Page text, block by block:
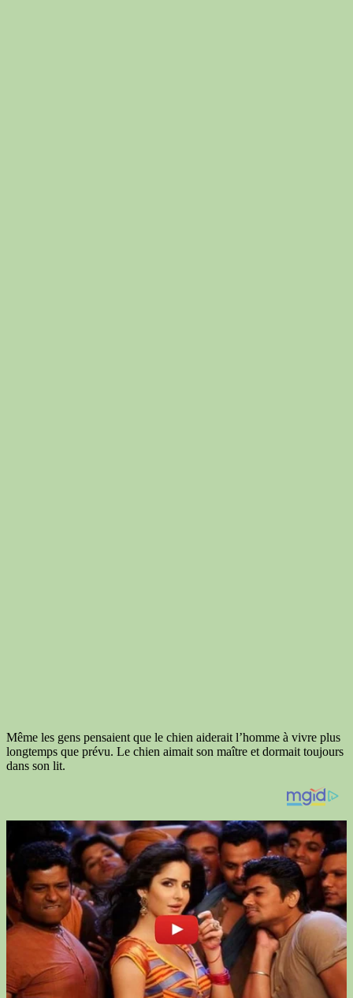
Même les gens pensaient que le chien aiderait l’homme à vivre plus
longtemps que prévu. Le chien aimait son maître et dormait toujours
dans son lit.